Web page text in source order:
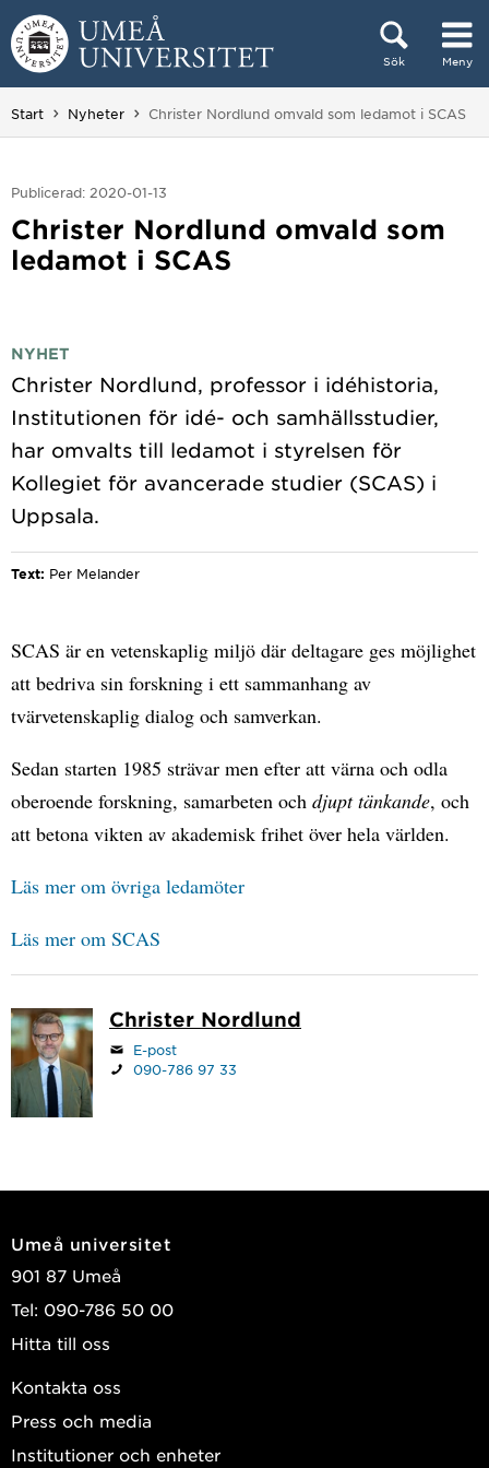
Hoppa direkt till innehållet
Sök Meny
Huvudmenyn dold.
Start Nyheter Du är här:
Christer Nordlund omvald som ledamot i SCAS
Publicerad: 2020-01-13
Christer Nordlund omvald som
ledamot i SCAS
NYHET
Christer Nordlund, professor i idéhistoria,
Institutionen för idé- och samhällsstudier,
har omvalts till ledamot i styrelsen för
Kollegiet för avancerade studier (SCAS) i
Text: Per Melander
SCAS är en vetenskaplig miljö där deltagare ges möjlighet
att bedriva sin forskning i ett sammanhang av
tvärvetenskaplig dialog och samverkan.
Sedan starten 1985 strävar men efter att värna och odla
oberoende forskning, samarbeten och djupt tänkande, och
att betona vikten av akademisk frihet över hela världen.
Läs mer om övriga ledamöter
Läs mer om SCAS
Christer Nordlund
E-post
090-786 97 33
Umeå universitet
901 87 Umeå
Tel: 090-786 50 00
Hitta till oss
Kontakta oss
Press och media
Institutioner och enheter